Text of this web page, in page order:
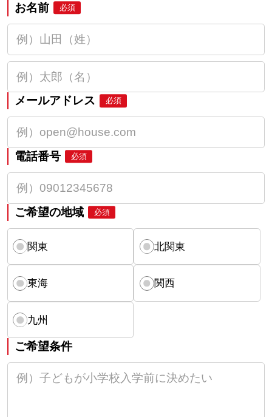
お名前 必須
メールアドレス 必須
電話番号 必須
ご希望の地域 必須
関東 北関東
東海 関西
九州
ご希望条件